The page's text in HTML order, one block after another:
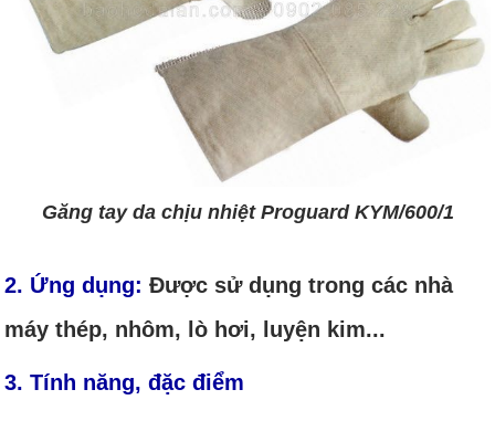
Găng tay da chịu nhiệt Proguard KYM/600/1
2. Ứng dụng: Được sử dụng trong các nhà
máy thép, nhôm, lò hơi, luyện kim...
3. Tính năng, đặc điểm